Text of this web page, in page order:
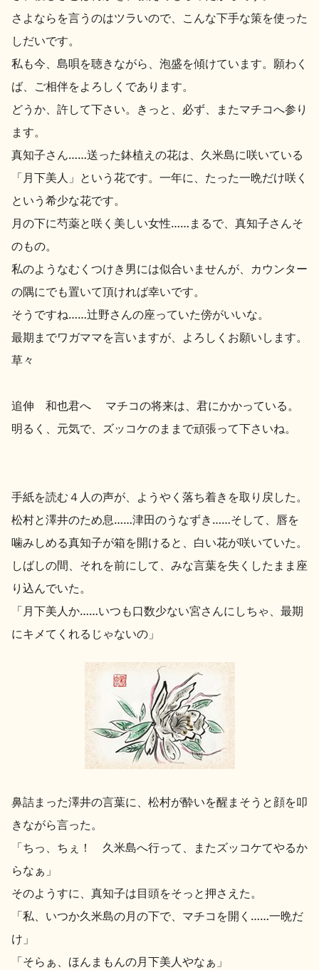
さよならを言うのはツラいので、こんな下手な策を使った
しだいです。
私も今、島唄を聴きながら、泡盛を傾けています。願わく
ば、ご相伴をよろしくであります。
どうか、許して下さい。きっと、必ず、またマチコへ参り
ます。
真知子さん……送った鉢植えの花は、久米島に咲いている
「月下美人」という花です。一年に、たった一晩だけ咲く
という希少な花です。
月の下に芍薬と咲く美しい女性……まるで、真知子さんそ
のもの。
私のようなむくつけき男には似合いませんが、カウンター
の隅にでも置いて頂ければ幸いです。
そうですね……辻野さんの座っていた傍がいいな。
最期までワガママを言いますが、よろしくお願いします。
草々
追伸 和也君へ マチコの将来は、君にかかっている。
明るく、元気で、ズッコケのままで頑張って下さいね。
手紙を読む４人の声が、ようやく落ち着きを取り戻した。
松村と澤井のため息……津田のうなずき……そして、唇を
噛みしめる真知子が箱を開けると、白い花が咲いていた。
しばしの間、それを前にして、みな言葉を失くしたまま座
り込んでいた。
「月下美人か……いつも口数少ない宮さんにしちゃ、最期
にキメてくれるじゃないの」
鼻詰まった澤井の言葉に、松村が酔いを醒まそうと顔を叩
きながら言った。
「ちっ、ちぇ！ 久米島へ行って、またズッコケてやるか
らなぁ」
そのようすに、真知子は目頭をそっと押さえた。
「私、いつか久米島の月の下で、マチコを開く……一晩だ
け」
「そらぁ、ほんまもんの月下美人やなぁ」